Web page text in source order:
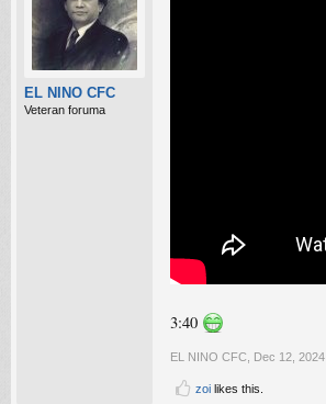
EL NINO CFC
Veteran foruma
3:40
EL NINO CFC Dec 12, 2024
zoi likes this.